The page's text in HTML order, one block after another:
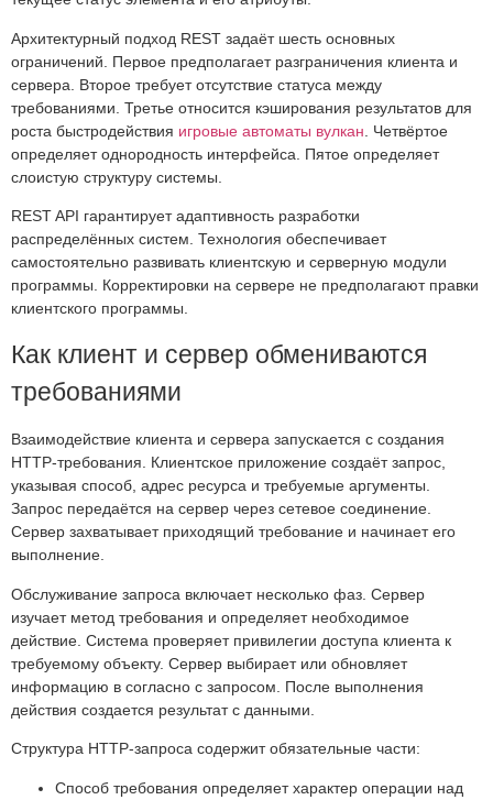
Архитектурный подход REST задаёт шесть основных
ограничений. Первое предполагает разграничения клиента и
сервера. Второе требует отсутствие статуса между
требованиями. Третье относится кэширования результатов для
роста быстродействия игровые автоматы вулкан . Четвёртое
определяет однородность интерфейса. Пятое определяет
слоистую структуру системы.
REST API гарантирует адаптивность разработки
распределённых систем. Технология обеспечивает
самостоятельно развивать клиентскую и серверную модули
программы. Корректировки на сервере не предполагают правки
клиентского программы.
Как клиент и сервер обмениваются
требованиями
Взаимодействие клиента и сервера запускается с создания
HTTP-требования. Клиентское приложение создаёт запрос,
указывая способ, адрес ресурса и требуемые аргументы.
Запрос передаётся на сервер через сетевое соединение.
Сервер захватывает приходящий требование и начинает его
выполнение.
Обслуживание запроса включает несколько фаз. Сервер
изучает метод требования и определяет необходимое
действие. Система проверяет привилегии доступа клиента к
требуемому объекту. Сервер выбирает или обновляет
информацию в согласно с запросом. После выполнения
действия создается результат с данными.
Структура HTTP-запроса содержит обязательные части:
Способ требования определяет характер операции над